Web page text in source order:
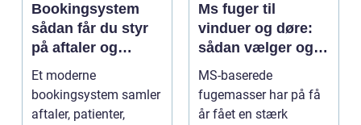
Bookingsystem
sådan får du styr
på aftaler og
arbejdsgange
Et moderne
bookingsystem samler
aftaler, patienter,
Ms fuger til
vinduer og døre:
sådan vælger og
bruger du dem
rigtigt
MS-baserede
fugemasser har på få
år fået en stærk